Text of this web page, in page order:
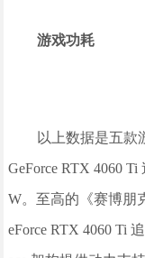
游戏功耗
以上数据是五款
GeForce RTX 4060
W。至高的《赛博朋
eForce RTX 4060 Ti